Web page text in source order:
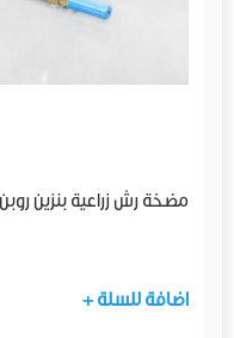
مضخة رش زراعية بنزين روبن
+ اضافة للسلة